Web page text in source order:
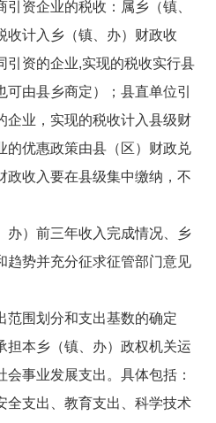
资企业的税收：属乡（镇、
收计入乡（镇、办）财政收
引资的企业,实现的税收实行县
由县乡商定）；县直单位引
企业，实现的税收计入县级财
的优惠政策由县（区）财政兑
政收入要在县级集中缴纳，不
）前三年收入完成情况、乡
趋势并充分征求征管部门意见
围划分和支出基数的确定
本乡（镇、办）政权机关运
事业发展支出。具体包括：
全支出、教育支出、科学技术